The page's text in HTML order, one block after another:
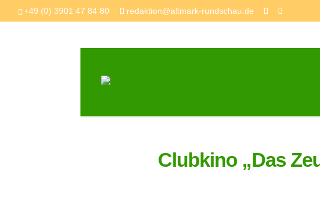
+49 (0) 3901 47 84 80 redaktion@altmark-rundschau.de
Clubkino „Das